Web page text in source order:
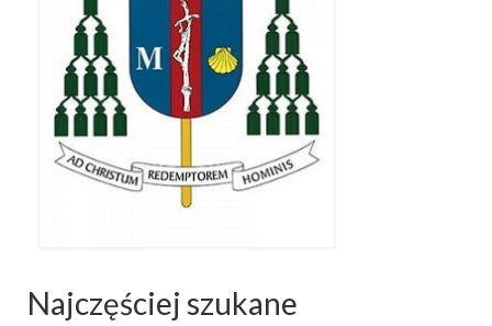
Najczęściej szukane